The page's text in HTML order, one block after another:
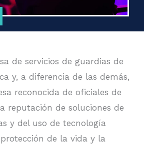
de servicios de guardias de
y, a diferencia de las demás,
reconocida de oficiales de
reputación de soluciones de
y del uso de tecnología
de la vida y la